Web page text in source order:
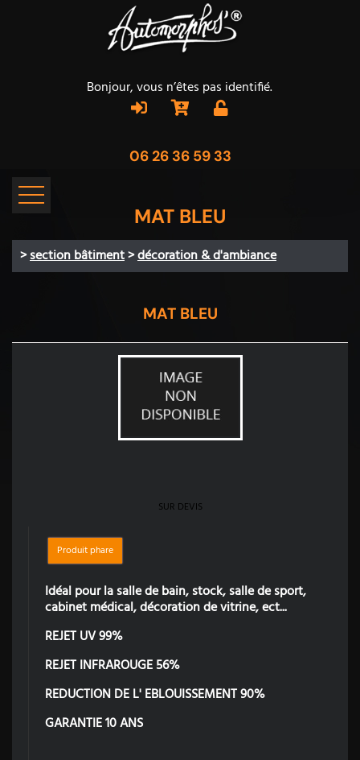
Bonjour, vous n’êtes pas identifié.
06 26 36 59 33
MAT BLEU
>section bâtiment>décoration & d'ambiance
MAT BLEU
SUR DEVIS
Produit phare
Idéal pour la salle de bain, stock, salle de sport,
cabinet médical, décoration de vitrine, ect...
REJET UV 99%
REJET INFRAROUGE 56%
REDUCTION DE L' EBLOUISSEMENT 90%
GARANTIE 10 ANS